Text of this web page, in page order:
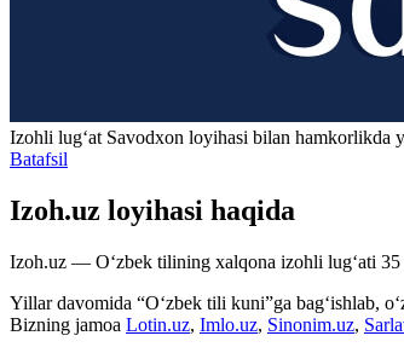
Izohli lugʻat Savodxon loyihasi bilan hamkorlikda
Batafsil
Izoh.uz loyihasi haqida
Izoh.uz — O‘zbek tilining xalqona izohli lug‘ati
Yillar davomida “O‘zbek tili kuni”ga bag‘ishlab,
Bizning jamoa Lotin.uz, Imlo.uz, Sinonim.uz,